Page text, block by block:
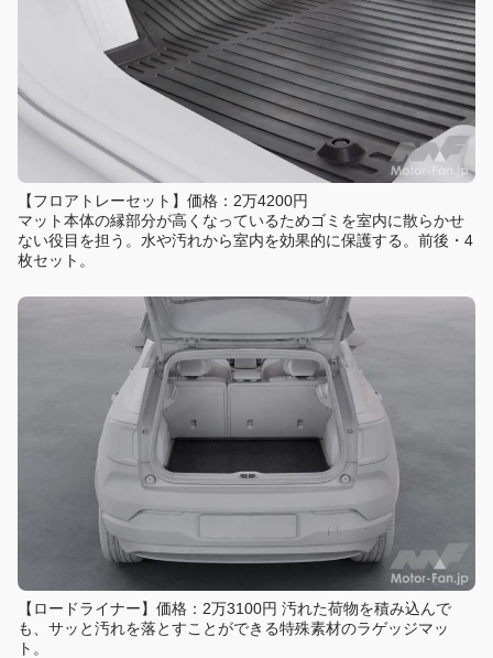
【フロアトレーセット】価格：2万4200円
マット本体の縁部分が高くなっているためゴミを室内に散らかせ
ない役目を担う。水や汚れから室内を効果的に保護する。前後・4
枚セット。
【ロードライナー】価格：2万3100円 汚れた荷物を積み込んで
も、サッと汚れを落とすことができる特殊素材のラゲッジマッ
ト。